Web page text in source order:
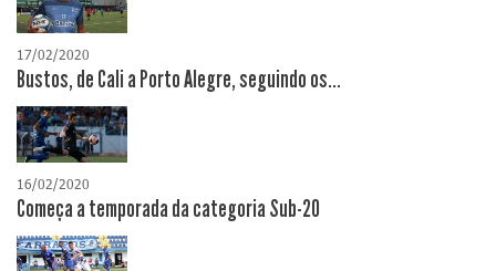
17/02/2020
Bustos, de Cali a Porto Alegre, seguindo os...
16/02/2020
Começa a temporada da categoria Sub-20